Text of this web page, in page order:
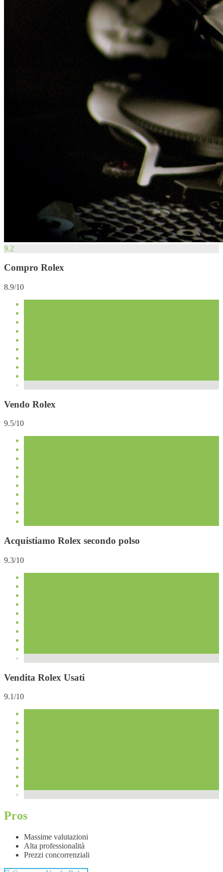
9.2
Compro Rolex
8.9/10
Vendo Rolex
9.5/10
Acquistiamo Rolex secondo polso
9.3/10
Vendita Rolex Usati
9.1/10
Pros
Massime valutazioni
Alta professionalità
Prezzi concorrenziali